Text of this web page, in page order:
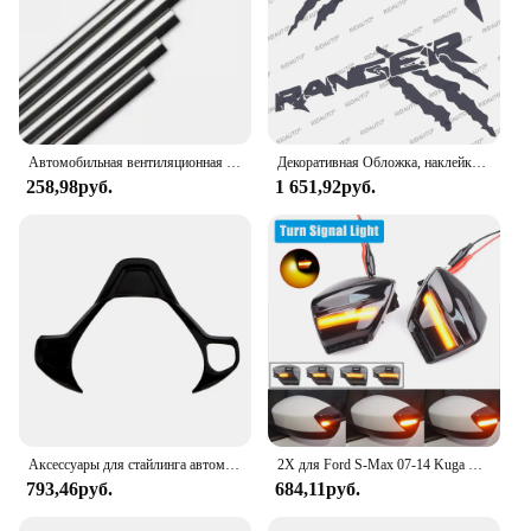
258,98руб.
Декоративная Обложка, наклейка с автонастройкой для Ford Ranger Raptor XLT XL letui T6 T9, отделка для пикапа, грузовика, кровати, кузова автомобиля, боковая наклейка
1 651,92руб.
793,46руб. 684,11руб.